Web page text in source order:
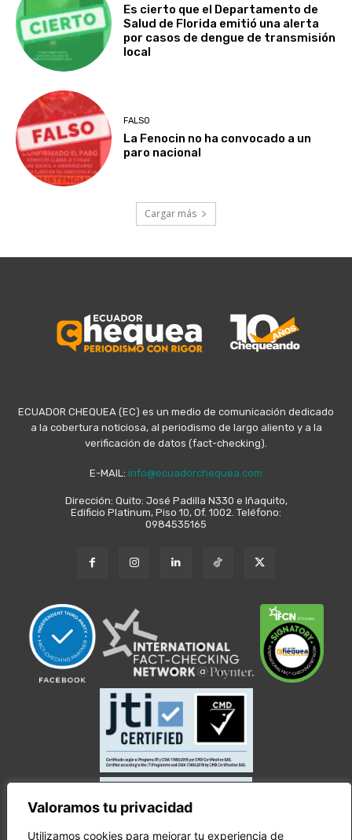
Valoramos tu privacidad
Utilizamos cookies para mejorar tu experiencia de
Es cierto que el Departamento de
Salud de Florida emitió una alerta
por casos de dengue de transmisión
local
FALSO
La Fenocin no ha convocado a un
paro nacional
Cargar más
ECUADOR CHEQUEA (EC) es un medio de comunicación dedicado
a la cobertura noticiosa, al periodismo de largo aliento y a la
verificación de datos (fact-checking).
E-MAIL: info@ecuadorchequea.com
Dirección: Quito: José Padilla N330 e Iñaquito,
Edificio Platinum, Piso 10, Of. 1002. Teléfono:
0984535165